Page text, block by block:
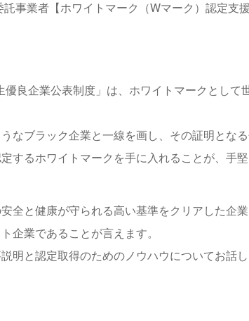
事業者【ホワイトマーク（Wマーク）認定支
良企業公表制度」は、ホワイトマークとして
なブラック企業と一線を画し、その証明とな
するホワイトマークを手に入れることが、手
全と健康が守られる高い基準をクリアした企
企業であることが言えます。
明と認定取得のためのノウハウについてお話